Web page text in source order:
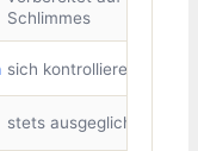
Schlimmes
sich kontrollierend
stets ausgeglichen